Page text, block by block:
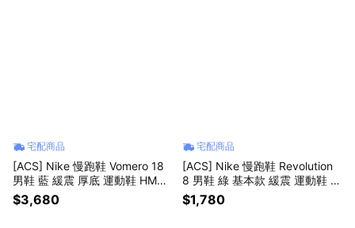
宅配商品
[ACS] Nike 慢跑鞋 Vomero 18
男鞋 藍 緩震 厚底 運動鞋 HM68
03-404
$3,680
宅配商品
[ACS] Nike 慢跑鞋 Revolution
8 男鞋 綠 基本款 緩震 運動鞋 H
J9198-303
$1,780